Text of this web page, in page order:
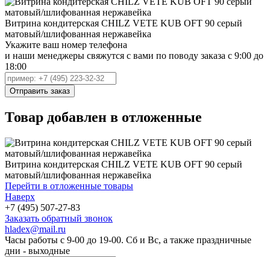
Витрина кондитерская CHILZ VETE KUB OFT 90 серый
матовый/шлифованная нержавейка
Укажите ваш номер телефона
и наши менеджеры свяжутся с вами по поводу заказа с 9:00 до
18:00
Товар добавлен в отложенные
Витрина кондитерская CHILZ VETE KUB OFT 90 серый
матовый/шлифованная нержавейка
Перейти в отложенные товары
Наверх
+7 (495) 507-27-83
Заказать обратный звонок
hladex@mail.ru
Часы работы с 9-00 до 19-00. Сб и Вс, а также праздничные
дни - выходные